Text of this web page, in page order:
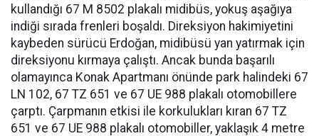
kullandığı 67 M 8502 plakalı midibüs, yokuş aşağıya
indiği sırada frenleri boşaldı. Direksiyon hakimiyetini
kaybeden sürücü Erdoğan, midibüsü yan yatırmak için
direksiyonu kırmaya çalıştı. Ancak bunda başarılı
olamayınca Konak Apartmanı önünde park halindeki 67
LN 102, 67 TZ 651 ve 67 UE 988 plakalı otomobillere
çarptı. Çarpmanın etkisi ile korkulukları kıran 67 TZ
651 ve 67 UE 988 plakalı otomobiller, yaklaşık 4 metre